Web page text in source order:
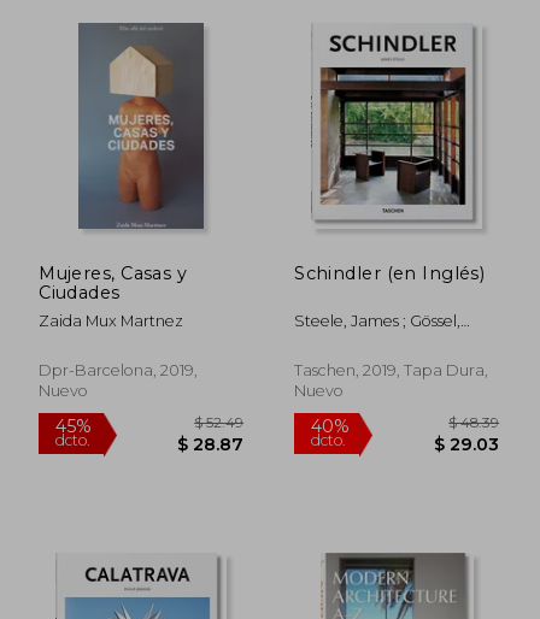
40%
dcto.
Mujeres, Casas y
Ciudades
Zaida Mux Martnez
Dpr-Barcelona, 2019,
Nuevo
Schindler (en Inglés)
Steele, James ; Gössel,
Taschen, 2019, Tapa Dura,
Nuevo